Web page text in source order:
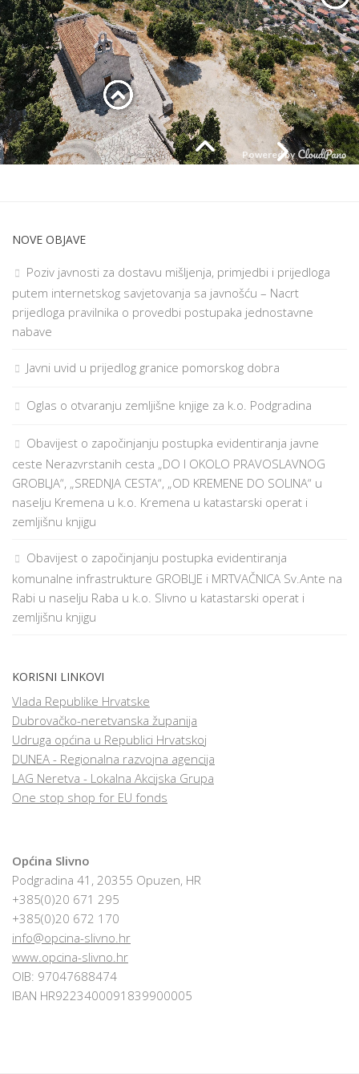
NOVE OBJAVE
Poziv javnosti za dostavu mišljenja, primjedbi i prijedloga
putem internetskog savjetovanja sa javnošću – Nacrt
prijedloga pravilnika o provedbi postupaka jednostavne
nabave
Javni uvid u prijedlog granice pomorskog dobra
Oglas o otvaranju zemljišne knjige za k.o. Podgradina
Obavijest o započinjanju postupka evidentiranja javne
ceste Nerazvrstanih cesta „DO I OKOLO PRAVOSLAVNOG
GROBLJA“, „SREDNJA CESTA“, „OD KREMENE DO SOLINA“ u
naselju Kremena u k.o. Kremena u katastarski operat i
zemljišnu knjigu
Obavijest o započinjanju postupka evidentiranja
komunalne infrastrukture GROBLJE i MRTVAČNICA Sv.Ante na
Rabi u naselju Raba u k.o. Slivno u katastarski operat i
zemljišnu knjigu
KORISNI LINKOVI
Vlada Republike Hrvatske
Dubrovačko-neretvanska županija
Udruga općina u Republici Hrvatskoj
DUNEA - Regionalna razvojna agencija
LAG Neretva - Lokalna Akcijska Grupa
One stop shop for EU fonds
Općina Slivno
Podgradina 41, 20355 Opuzen, HR
+385(0)20 671 295
+385(0)20 672 170
info@opcina-slivno.hr
www.opcina-slivno.hr
OIB: 97047688474
IBAN HR9223400091839900005